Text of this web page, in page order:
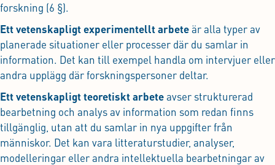
forskning (6 §).
Ett vetenskapligt experimentellt arbeteär alla typer av
planerade situationer eller processer där du samlar in
information. Det kan till exempel handla om intervjuer eller
andra upplägg där forskningspersoner deltar.
Ett vetenskapligt teoretiskt arbeteavser strukturerad
bearbetning och analys av information som redan finns
tillgänglig, utan att du samlar in nya uppgifter från
människor. Det kan vara litteraturstudier, analyser,
modelleringar eller andra intellektuella bearbetningar av